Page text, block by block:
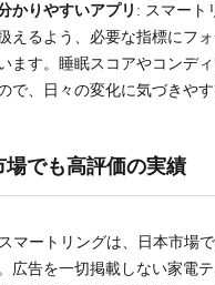
かりやすいアプリ : スマート
えるよう、必要な指標にフ
ます。睡眠スコアやコンデ
で、日々の変化に気づきやす
場でも高評価の実績
マートリングは、日本市場
広告を一切掲載しない家電